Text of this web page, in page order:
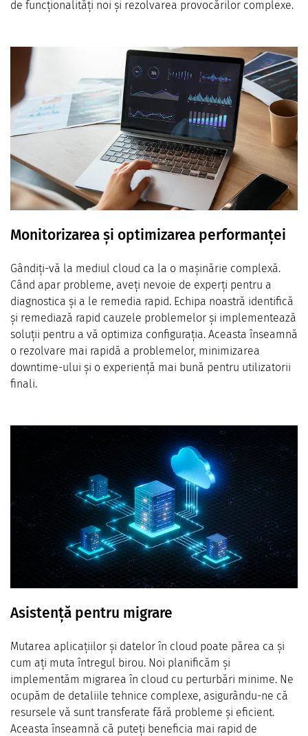
de funcționalități noi și rezolvarea provocărilor complexe.
Monitorizarea și optimizarea performanței
Gândiți-vă la mediul cloud ca la o mașinărie complexă.
Când apar probleme, aveți nevoie de experți pentru a
diagnostica și a le remedia rapid. Echipa noastră identifică
și remediază rapid cauzele problemelor și implementează
soluții pentru a vă optimiza configurația. Aceasta înseamnă
o rezolvare mai rapidă a problemelor, minimizarea
downtime-ului și o experiență mai bună pentru utilizatorii
finali.
Asistență pentru migrare
Mutarea aplicațiilor și datelor în cloud poate părea ca și
cum ați muta întregul birou. Noi planificăm și
implementăm migrarea în cloud cu perturbări minime. Ne
ocupăm de detaliile tehnice complexe, asigurându-ne că
resursele vă sunt transferate fără probleme și eficient.
Aceasta înseamnă că puteți beneficia mai rapid de